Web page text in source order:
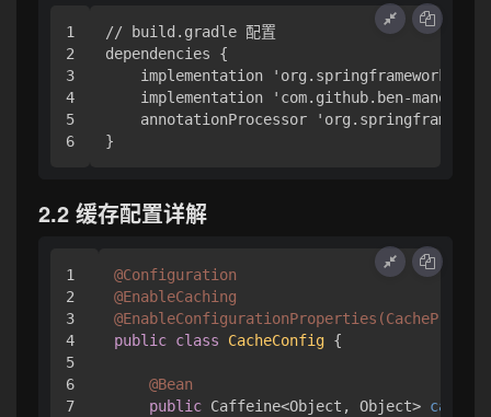
1
2
3
4
5
// build.gradle 配置
dependencies {
implementation
implementation 'com.github.ben-
annotationProcessor
2.2 缓存配置详解
1
2
3
4
5
6
7
@Configuration
@EnableCaching
public class CacheConfig {
@Bean
public Caffeine<Object, Object>